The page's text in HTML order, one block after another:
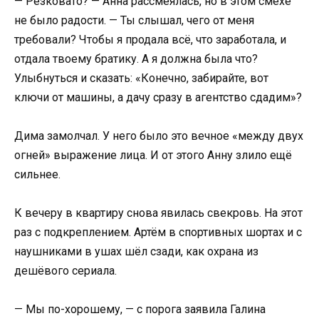
не было радости. — Ты слышал, чего от меня
требовали? Чтобы я продала всё, что заработала, и
отдала твоему братику. А я должна была что?
Улыбнуться и сказать: «Конечно, забирайте, вот
ключи от машины, а дачу сразу в агентство сдадим»?
Дима замолчал. У него было это вечное «между двух
огней» выражение лица. И от этого Анну злило ещё
сильнее.
К вечеру в квартиру снова явилась свекровь. На этот
раз с подкреплением. Артём в спортивных шортах и с
наушниками в ушах шёл сзади, как охрана из
дешёвого сериала.
— Мы по-хорошему, — с порога заявила Галина